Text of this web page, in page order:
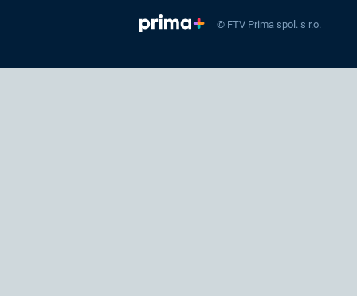
© FTV Prima spol. s r.o.